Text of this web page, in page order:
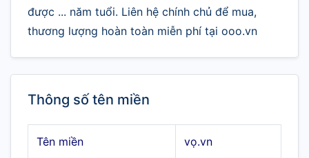
được ... năm tuổi. Liên hệ chính chủ để mua,
thương lượng hoàn toàn miễn phí tại ooo.vn
Thông số tên miền
Tên miền vọ.vn